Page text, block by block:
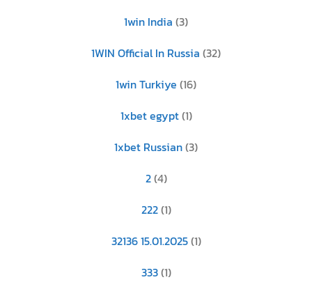
1win India (3)
1WIN Official In Russia (32)
1win Turkiye (16)
1xbet egypt(1)
1xbet Russian(3)
2(4)
222(1)
32136 15.01.2025(1)
333(1)